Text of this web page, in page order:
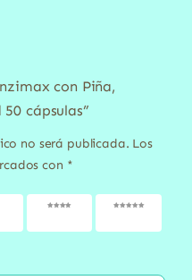
con Piña,
cápsulas”
no será publicada. Los
con *
4 de 5
5 de 5